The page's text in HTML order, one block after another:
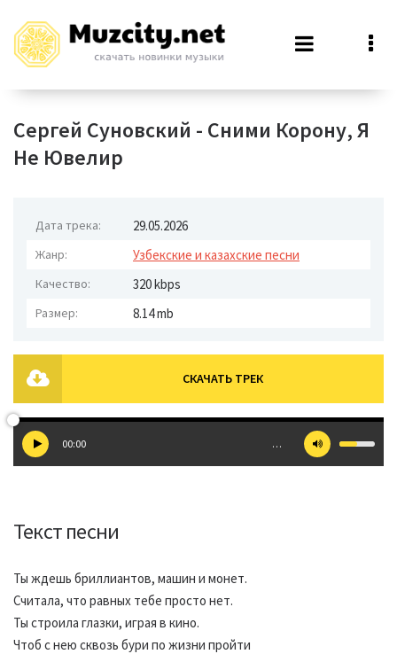
Сергей Суновский - Сними Корону, Я
Не Ювелир
Дата трека: 29.05.2026
Жанр: Узбекские и казахские песни
Качество: 320 kbps
Размер: 8.14 mb
СКАЧАТЬ ТРЕК
00:00 …
Текст песни
Ты ждешь бриллиантов, машин и монет.
Считала, что равных тебе просто нет.
Ты строила глазки, играя в кино.
Чтоб с нею сквозь бури по жизни пройти